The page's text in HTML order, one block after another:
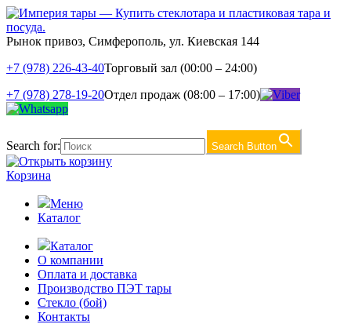
Рынок привоз, Симферополь, ул. Киевская 144
+7 (978) 226-43-40Торговый зал (00:00 – 24:00)
+7 (978) 278-19-20Отдел продаж (08:00 – 17:00)
Search for: Search Button
Корзина
Меню
Каталог
Каталог
О компании
Оплата и доставка
Производство ПЭТ тары
Стекло (бой)
Контакты